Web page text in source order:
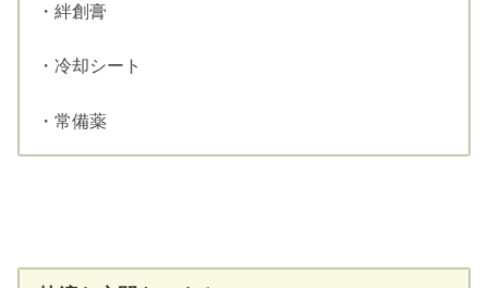
・絆創膏
・冷却シート
・常備薬